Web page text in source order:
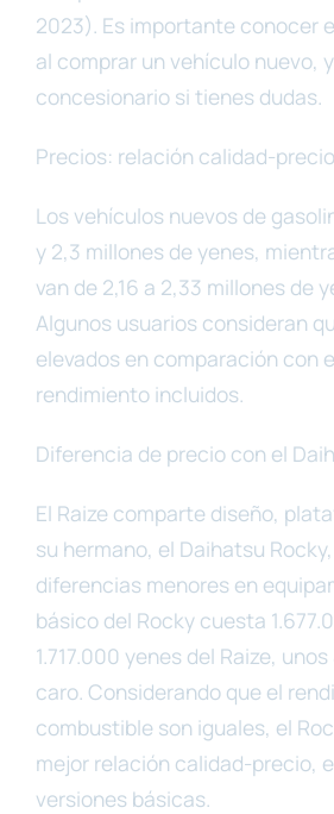
2023). Es importante conocer
al comprar un vehículo nuevo,
concesionario si tienes dudas.
Precios: relación calidad-precio
Los vehículos nuevos de
y 2,3 millones de yenes,
van de 2,16 a 2,33 millones de
Algunos usuarios consideran
elevados en comparación con
rendimiento incluidos.
Diferencia de precio con el
El Raize comparte diseño,
su hermano, el Daihatsu
diferencias menores en
básico del Rocky cuesta
1.717.000 yenes del Raize,
caro. Considerando que el
combustible son iguales, el
mejor relación calidad-precio,
versiones básicas.